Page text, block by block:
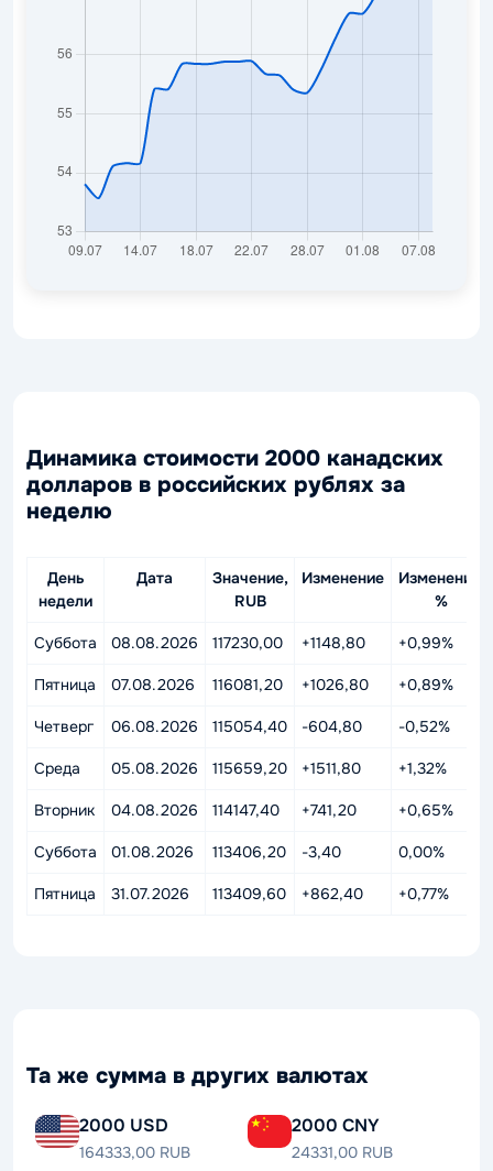
Динамика стоимости 2000 канадских
долларов в российских рублях за
неделю
День
недели
Дата
Значение,
RUB
Изменение
Изменение,
%
Суббота 08.08.2026 117230,00 +1148,80 +0,99%
Пятница 07.08.2026 116081,20 +1026,80 +0,89%
Четверг 06.08.2026 115054,40 -604,80 -0,52%
Среда 05.08.2026 115659,20 +1511,80 +1,32%
Вторник 04.08.2026 114147,40 +741,20 +0,65%
Суббота 01.08.2026 113406,20 -3,40 0,00%
Пятница 31.07.2026 113409,60 +862,40 +0,77%
Та же сумма в других валютах
2000 USD
164333,00 RUB
2000 CNY
24331,00 RUB